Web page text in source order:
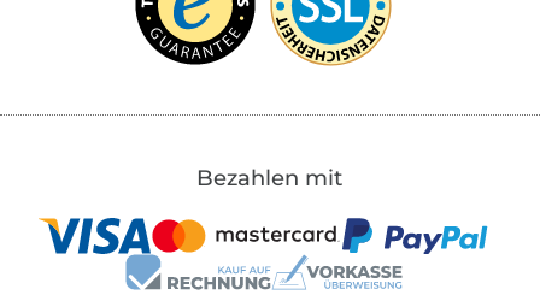
Bezahlen mit